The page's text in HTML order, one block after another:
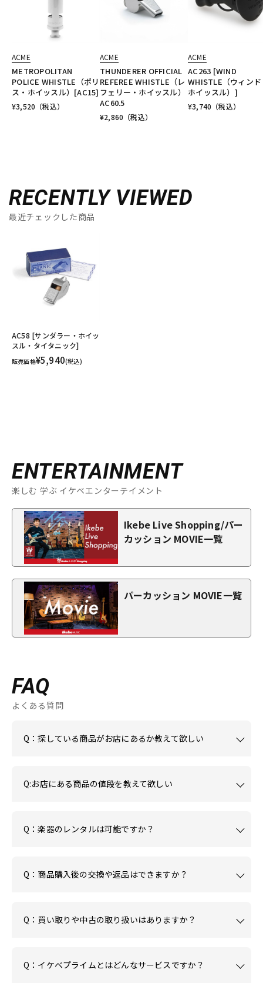
ACME
METROPOLITAN
POLICE WHISTLE（ポリ
ス・ホイッスル）[AC15]
¥3,520 （税込）
ACME
THUNDERER OFFICIAL
REFEREE WHISTLE（レ
フェリー・ホイッスル）
AC60.5
¥2,860 （税込）
ACME
AC263 [WIND
WHISTLE（ウィン
ホイッスル）]
¥3,740 （税込）
RECENTLY VIEWED
最近チェックした商品
AC58 [サンダラー・ホイッ
スル・タイタニック]
販売価格¥5,940(税込)
ENTERTAINMENT
楽しむ 学ぶ イケベエンターテイメント
Ikebe Live Shopping/パー
カッション MOVIE一覧
パーカッション MOVIE一覧
FAQ
よくある質問
Q：探している商品がお店にあるか教えて欲しい
Q:お店にある商品の値段を教えて欲しい
Q：楽器のレンタルは可能ですか？
Q：商品購入後の交換や返品はできますか？
Q：買い取りや中古の取り扱いはありますか？
Q：イケベプライムとはどんなサービスですか？